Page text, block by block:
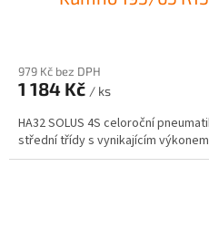
979 Kč bez DPH
1 184 Kč / ks
HA32 SOLUS 4S celoroční
střední třídy s vynikajícím